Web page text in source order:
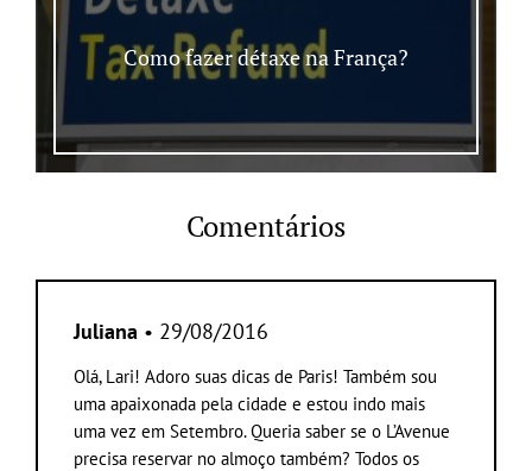
Como fazer détaxe na França?
Comentários
Juliana • 29/08/2016
Olá, Lari! Adoro suas dicas de Paris! Também sou
uma apaixonada pela cidade e estou indo mais
uma vez em Setembro. Queria saber se o L’Avenue
precisa reservar no almoço também? Todos os